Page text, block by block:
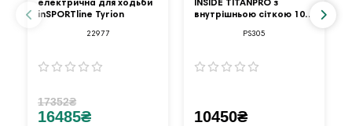
електрична для ходьби
inSPORTline Tyrion
22977
17352₴
16485₴
INSIDE TITANPRO з
внутрішньою сіткою 10
PS305
10450₴